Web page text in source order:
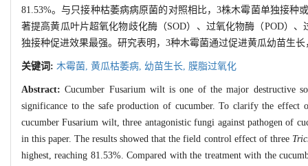
81.53%。与只接种枯萎病病原菌的对照相比，3株木霉菌单独接
著提高黄瓜叶片超氧化物歧化酶（SOD）、过氧化物酶（POD）
独接种促进效果最强。研究表明，3种木霉菌通过促进黄瓜幼苗生
关键词: 木霉菌, 黄瓜枯萎病, 幼苗生长, 膜脂过氧化
Abstract:Cucumber Fusarium wilt is one of the major destructive
significance to the safe production of cucumber. To clarify the effect
cucumber Fusarium wilt, three antagonistic fungi against pathogen of
in this paper. The results showed that the field control effect of three
highest, reaching 81.53%. Compared with the treatment with the